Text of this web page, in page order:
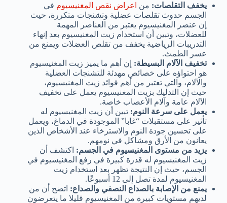
يخفف التقلصات: من اعراض نقص المغنيسيوم في
الجسم حدوث تقلصات عضلية وتشنجات متكررة، حيث
إن عنصر المغنيسيوم يعتبر من العناصر المهمة
للعضلات، وتبين أن استخدام زيت المغنيسيوم بعد إنهاء
التدريبات الرياضية يخفف من تقلص العضلات ويمنع من
عسر الطمث.
تخفيف الآلام البسيطة: إن أهم ما يميز زيت المغنيسيوم
هو احتواؤه على خصائص مهدئة للتشنجات العضلية
والآلام، والتي تعتبر من أهم فوائد زيت المغنيسيوم،
حيث إن التدليك بزيت المغنيسيوم يعمل على تخفيف
الآلام عامة وآلام الأعصاب خاصة.
يعمل على سرعة النوم: تبين أن زيت المغنيسيوم له
تأثير على مستقبلات “غابا” الموجودة في الدماغ، ويعمل
على تحسين جودة النوم والاسترخاء عند الأشخاص الذين
يعانون من الأرق ومشاكل في نومهم.
يزيد من مستوى المغنيسيوم في الجسم: اكتشف أن
زيت المغنيسيوم له قدرة كبيرة في رفع المغنيسيوم في
الجسم، حيث إن النتيجة تظهر بعد استخدام زيت
المغنيسيوم لمدة تصل إلى 12 أسبوعًا.
يمنع من الإصابة بالصداع النصفي والصداع: اتضح أن من
لديهم مستويات كبيرة من المغنيسيوم قليلا ما يتعرضون